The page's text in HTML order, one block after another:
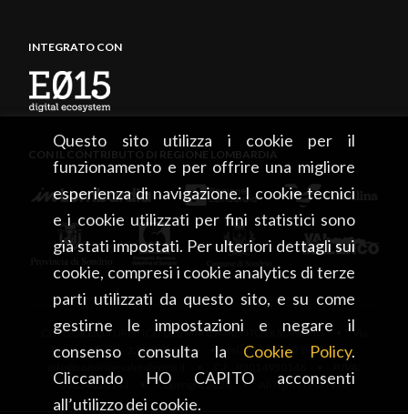
Questo sito utilizza i cookie per il
funzionamento e per offrire una migliore
esperienza di navigazione. I cookie tecnici
e i cookie utilizzati per fini statistici sono
già stati impostati. Per ulteriori dettagli sui
cookie, compresi i cookie analytics di terze
parti utilizzati da questo sito, e su come
gestirne le impostazioni e negare il
consenso consulta la Cookie Policy.
Cliccando HO CAPITO acconsenti
all’utilizzo dei cookie.
INTEGRATO CON
CON IL CONTRIBUTO DI REGIONE LOMBARDIA
CONSORZIO TURISTICO DEL MANDAMENTO DI SONDRIO • Via
Tonale, 13 • 23100 Sondrio • tel. +39 0342 219246 •
00834020141 • Copyright 2026 • All rights reserved